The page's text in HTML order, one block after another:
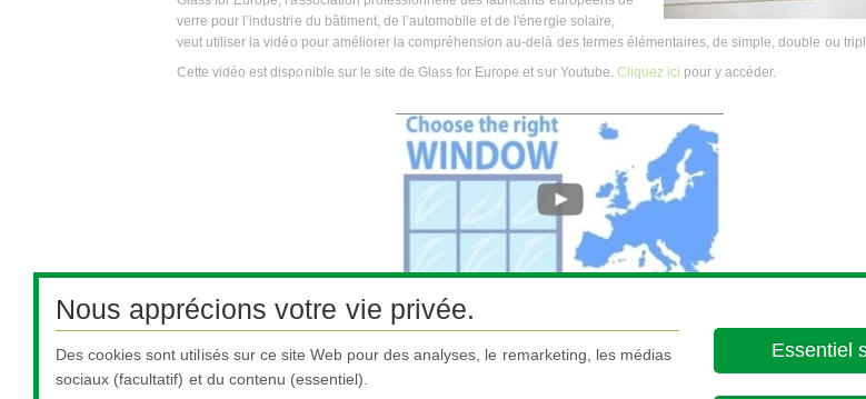
verre pour l’industrie du bâtiment, de l’automobile et de l'énergie solaire,
veut utiliser la vidéo pour améliorer la compréhension au-delà des termes élémentaires, de simple, double ou
Cette vidéo est disponible sur le site de Glass for Europe et sur Youtube. Cliquez ici pour y accéder.
Glass for Europe croit fermement que haute performance et verre à valeur ajoutée peuvent jouer un rôle essentiel
réalisation des objectifs d'économies d'énergie de l'UE et encourage les mécanismes ambitieux pour soutenir le
l'adoption des technologies de verre à haut rendement énergétique.
Pour plus d'informations sur Glass for Europe,
Nous apprécions votre vie privée.
Des cookies sont utilisés sur ce site Web pour des analyses, le remarketing, les médias
sociaux (facultatif) et du contenu (essentiel).
Essentiel